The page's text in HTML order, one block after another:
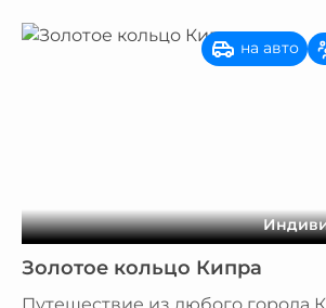
на авто
Золотое кольцо Кипра